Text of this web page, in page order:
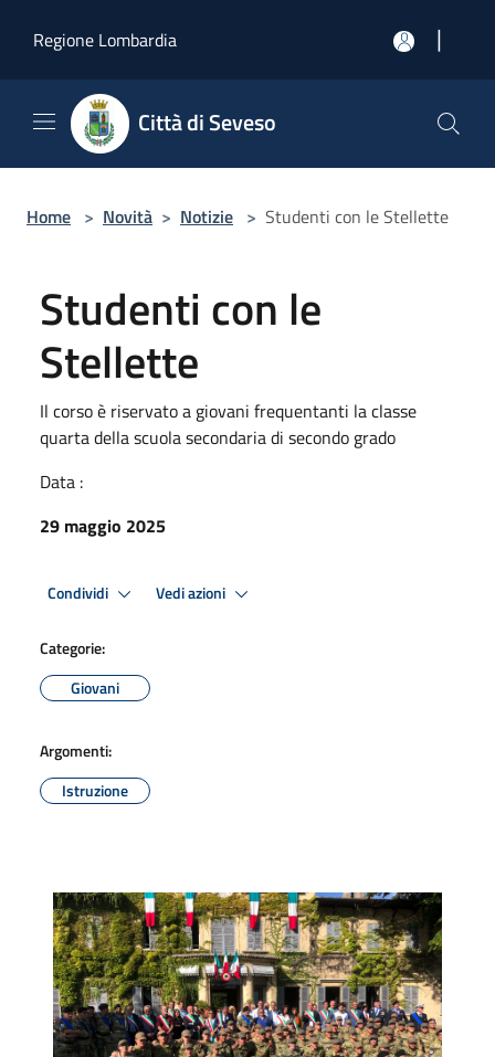
Regione Lombardia
|
Città di Seveso
Home > Novità > Notizie > Studenti con le Stellette
Studenti con le
Stellette
Il corso è riservato a giovani frequentanti la classe
quarta della scuola secondaria di secondo grado
Data :
29 maggio 2025
Condividi Vedi azioni
Categorie:
Giovani
Argomenti:
Istruzione